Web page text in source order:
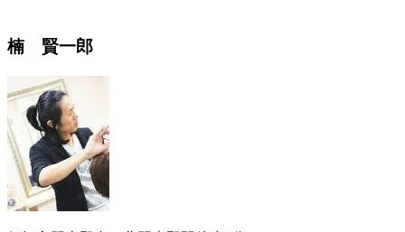
楠 賢一郎